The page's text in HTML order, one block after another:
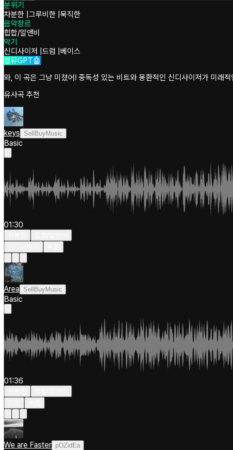
분위기
차분한 그루비한 묵직한
음악장르
힙합/알앤비
악기
신디사이저
드럼
베이스
셀뮤GPT🤖
와, 이 곡은 그냥 미쳤어! 중독성 있는 비트와 몽환적인 신디사이저가 미래
유사곡 추천
keys SellBuyMusic
Basic
01:30
Area SellBuyMusic
Basic
01:36
We are Faster pOZidEa